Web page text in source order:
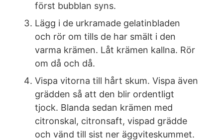
först bubblan syns.
Lägg i de urkramade gelatinbladen
och rör om tills de har smält i den
varma krämen. Låt krämen kallna. Rör
om då och då.
Vispa vitorna till hårt skum. Vispa även
grädden så att den blir ordentligt
tjock. Blanda sedan krämen med
citronskal, citronsaft, vispad grädde
och vänd till sist ner äggviteskummet.